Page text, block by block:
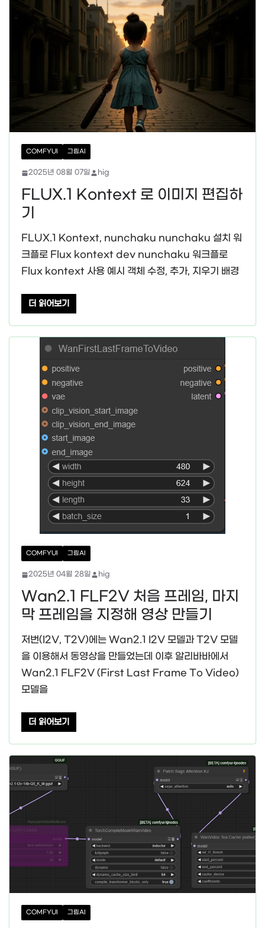
COMFYUI 그림AI
2025년 08월 07일 hig
FLUX.1 Kontext 로 이미지 편집하
기
FLUX.1 Kontext, nunchaku nunchaku 설치 워
크플로 Flux kontext dev nunchaku 워크플로
Flux kontext 사용 예시 객체 수정, 추가, 지우기 배경
더 읽어보기
COMFYUI 그림AI
2025년 04월 28일 hig
Wan2.1 FLF2V 처음 프레임, 마지
막 프레임을 지정해 영상 만들기
저번(I2V, T2V)에는 Wan2.1 I2V 모델과 T2V 모델
을 이용해서 동영상을 만들었는데 이후 알리바바에서
Wan2.1 FLF2V (First Last Frame To Video)
모델을
더 읽어보기
COMFYUI 그림AI